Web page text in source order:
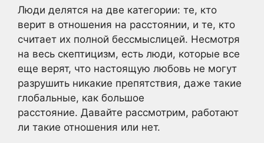
Люди делятся на две категории: те, кто
верит в отношения на расстоянии, и те, кто
считает их полной бессмыслицей. Несмотря
на весь скептицизм, есть люди, которые все
еще верят, что настоящую любовь не могут
разрушить никакие препятствия, даже такие
глобальные, как большое
расстояние. Давайте рассмотрим, работают
ли такие отношения или нет.